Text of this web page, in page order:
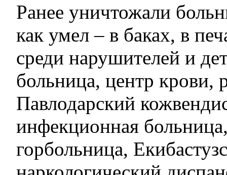
Ранее уничтожали
как умел – в баках, в
среди нарушителей и
больница, центр крови,
Павлодарский
инфекционная
горбольница,